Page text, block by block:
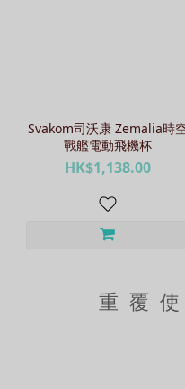
Svakom司沃康 Zemalia時
戰艦電動飛機杯
HK$1,138.00
重 覆